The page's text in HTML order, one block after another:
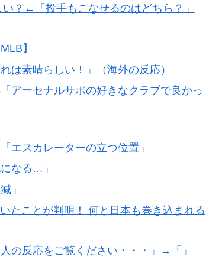
ちらです‥」→「国境を越えた驚くべき歴史
定的に！メディカル検査をパス！現地サポ
谷ドジャース撃破に貢献「トレードされなく
像以上に意見が割れてしまう‥」
？←「投手もこなせるのはどちら？」
】
は素晴らしい！」（海外の反応）
アーセナルサポの好きなクラブで良かっ
エスカレーターの立つ位置」
なる…」
」
たことが判明！ 何と日本も巻き込まれる
の反応をご覧ください・・・」→「」